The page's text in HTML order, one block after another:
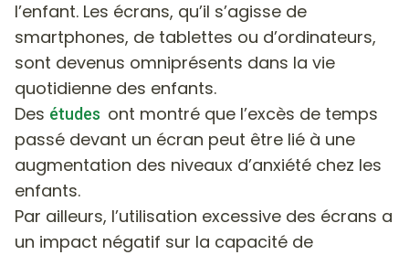
l’enfant. Les écrans, qu’il s’agisse de
smartphones, de tablettes ou d’ordinateurs,
sont devenus omniprésents dans la vie
quotidienne des enfants.
Des études ont montré que l’excès de temps
passé devant un écran peut être lié à une
augmentation des niveaux d’anxiété chez les
enfants.
Par ailleurs, l’utilisation excessive des écrans a
un impact négatif sur la capacité de